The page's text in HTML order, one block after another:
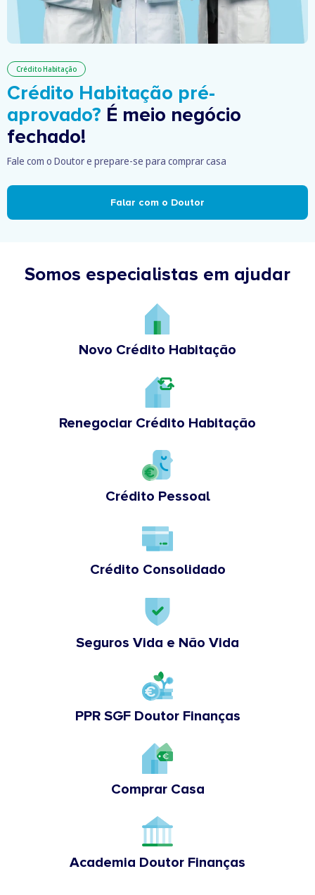
Crédito Habitação
Crédito Habitação pré-
aprovado? É meio negócio
fechado!
Fale com o Doutor e prepare-se para comprar casa
Falar com o Doutor
Somos especialistas em ajudar
Novo Crédito Habitação
Renegociar Crédito Habitação
Crédito Pessoal
Crédito Consolidado
Seguros Vida e Não Vida
PPR SGF Doutor Finanças
Comprar Casa
Academia Doutor Finanças